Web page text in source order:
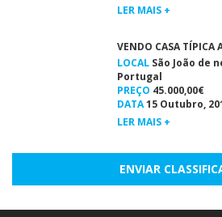
LER MAIS +
VENDO CASA TÍPICA
LOCAL São João de
Portugal
PREÇO 45.000,00€
DATA15 Outubro,
LER MAIS +
ENVIAR